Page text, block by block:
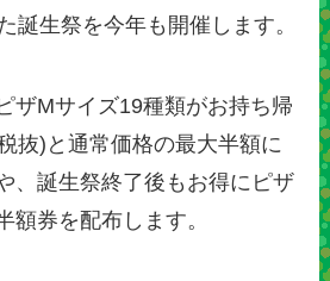
誕生祭を今年も開催します。
ザMサイズ19種類がお持ち帰
抜)と通常価格の最大半額に
、誕生祭終了後もお得にピザ
額券を配布します。